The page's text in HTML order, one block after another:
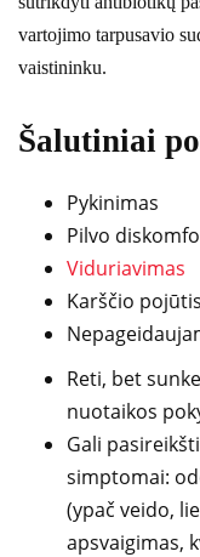
vartojimo tarpusavio
vaistininku.
Šalutiniai
Pykinimas
Pilvo
Viduriavimas
Karščio
Reti, bet
nuotaikos
Gali
simptomai:
(ypač veido,
apsvaigimas,